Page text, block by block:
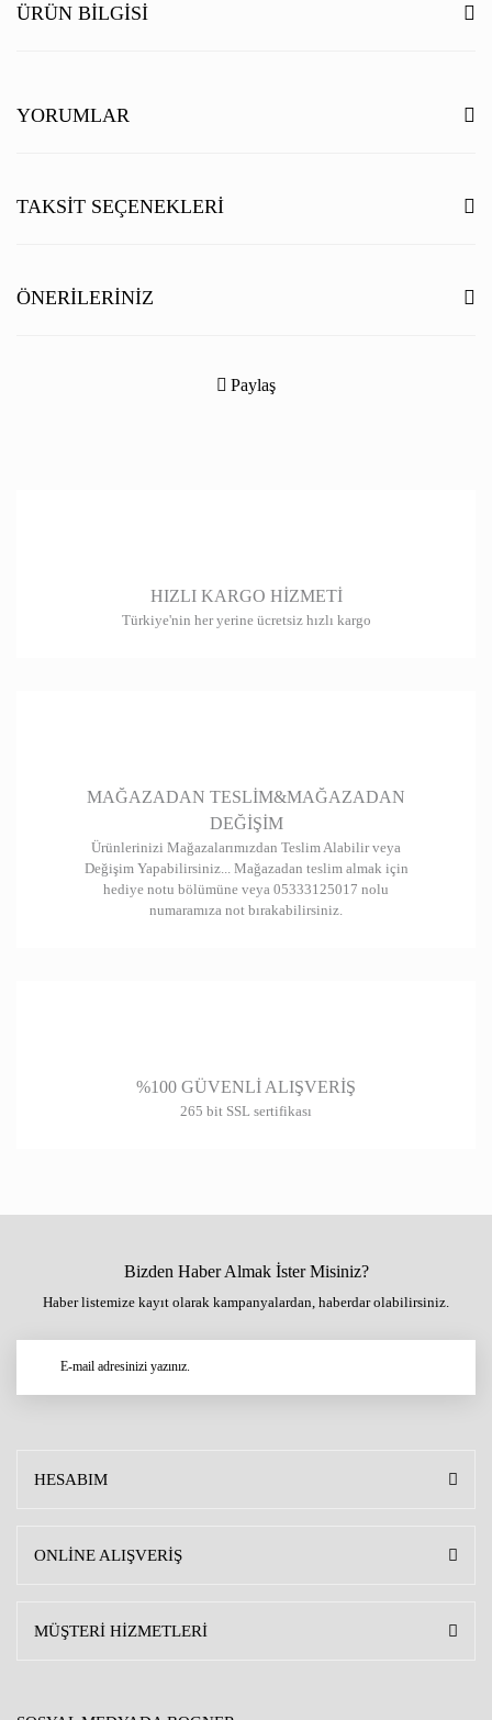
ÜRÜN BILGISI
YORUMLAR
Bu ürüne ilk yorumu siz yapın!
TAKSIT SEÇENEKLERI
ÖNERILERINIZ
yetersiz gördüğünüz noktaları öneri formunu kullanarak tarafımıza
Ürün fiyatı diğer sitelerden daha pahalı.
Gönder
Paylaş
HIZLI KARGO HİZMETİ
Türkiye'nin her yerine ücretsiz hızlı kargo
MAĞAZADAN TESLİM&MAĞAZADAN
DEĞİŞİM
Ürünlerinizi Mağazalarımızdan Teslim Alabilir veya
Değişim Yapabilirsiniz... Mağazadan teslim almak için
hediye notu bölümüne veya 05333125017 nolu
numaramıza not bırakabilirsiniz.
%100 GÜVENLİ ALIŞVERİŞ
265 bit SSL sertifikası
Bizden Haber Almak İster Misiniz?
Haber listemize kayıt olarak kampanyalardan, haberdar olabilirsiniz.
HESABIM
ONLİNE ALIŞVERİŞ
MÜŞTERİ HİZMETLERİ